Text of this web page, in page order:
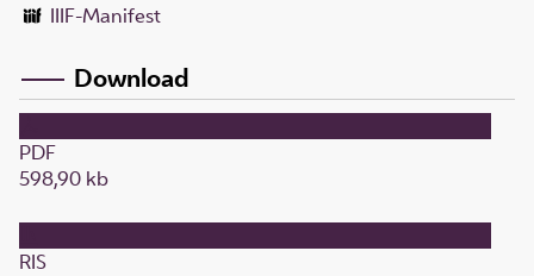
IIIF-Manifest
Download
PDF
598,90 kb
RIS